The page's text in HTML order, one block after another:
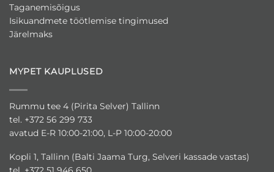
Taganemisõigus
Isikuandmete töötlemise tingimused
Järelmaks
MYPET KAUPLUSED
Rummu tee 4 (Pirita Selver) Tallinn
tel. +372 56 299 733
avatud E-R 10:00-21:00, L-P 10:00-20:00
Kopli 1, Tallinn (Balti Jaama Turg, Selveri kassade vastas)